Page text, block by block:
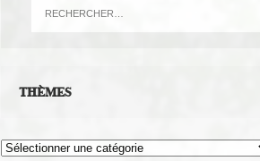
THÈMES
Thèmes